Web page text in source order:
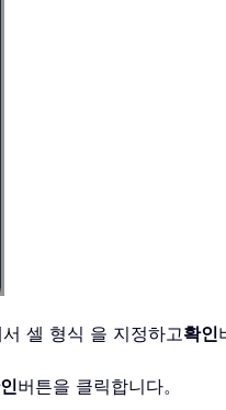
셀 형식 을 지정하고확인
버튼을 클릭합니다。